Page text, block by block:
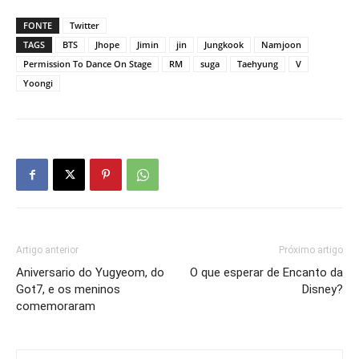
FONTE
Twitter
TAGS
BTS Jhope Jimin jin Jungkook
Namjoon
Permission To Dance On Stage
RM suga Taehyung
V
Yoongi
Artigo anterior
Aniversario do Yugyeom, do
Got7, e os meninos
comemoraram
Próximo artigo
O que esperar de Encanto da
Disney?